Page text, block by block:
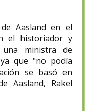
Aasland en el
el historiador y
ministra de
que "no podía
se basó en
Aasland, Rakel